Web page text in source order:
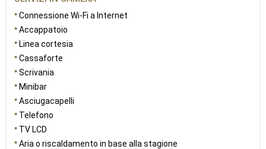
Connessione Wi-Fi a Internet
Accappatoio
Linea cortesia
Cassaforte
Scrivania
Minibar
Asciugacapelli
Telefono
TV LCD
Aria o riscaldamento in base alla stagione